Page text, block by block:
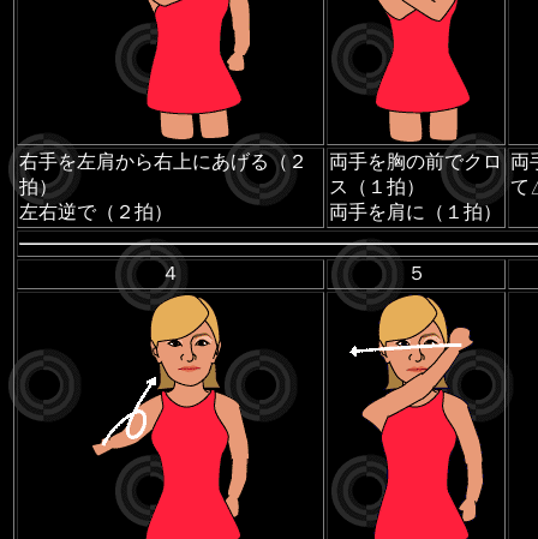
右手を左肩から右上にあげる（２
拍）
左右逆で（２拍）
両手を胸の前でクロ
ス（１拍）
両手を肩に（１拍）
両
て
４ ５